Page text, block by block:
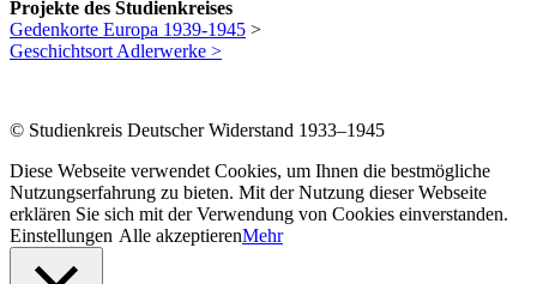
Projekte des Studienkreises
Gedenkorte Europa 1939-1945 >
Geschichtsort Adlerwerke >
© Studienkreis Deutscher Widerstand 1933–1945
Diese Webseite verwendet Cookies, um Ihnen die bestmögliche
Nutzungserfahrung zu bieten. Mit der Nutzung dieser Webseite
erklären Sie sich mit der Verwendung von Cookies einverstanden.
Einstellungen Alle akzeptierenMehr